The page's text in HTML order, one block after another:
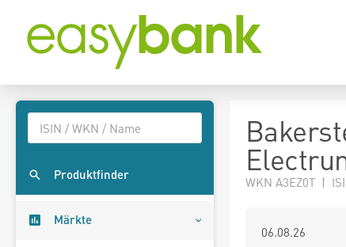
Produktfinder
Märkte
WKN A3EZ0T |
06.08.26